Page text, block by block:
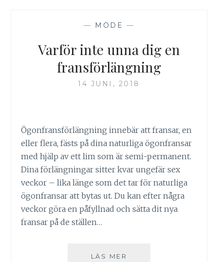
— MODE —
Varför inte unna dig en
fransförlängning
14 JUNI, 2018
Ögonfransförlängning innebär att fransar, en
eller flera, fästs på dina naturliga ögonfransar
med hjälp av ett lim som är semi-permanent.
Dina förlängningar sitter kvar ungefär sex
veckor – lika länge som det tar för naturliga
ögonfransar att bytas ut. Du kan efter några
veckor göra en påfyllnad och sätta dit nya
fransar på de ställen…
LÄS MER